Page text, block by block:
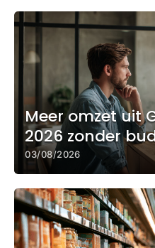
Meer omzet uit
2026 zonder
03/08/2026